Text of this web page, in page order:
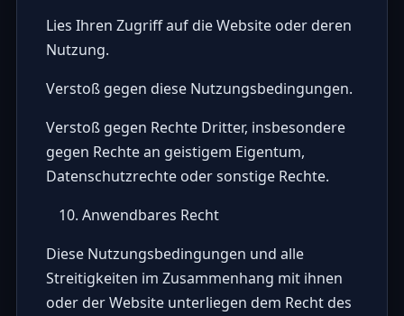
Lies Ihren Zugriff auf die Website oder deren
Nutzung.
Verstoß gegen diese Nutzungsbedingungen.
Verstoß gegen Rechte Dritter, insbesondere
gegen Rechte an geistigem Eigentum,
Datenschutzrechte oder sonstige Rechte.
Anwendbares Recht
Diese Nutzungsbedingungen und alle
Streitigkeiten im Zusammenhang mit ihnen
oder der Website unterliegen dem Recht des